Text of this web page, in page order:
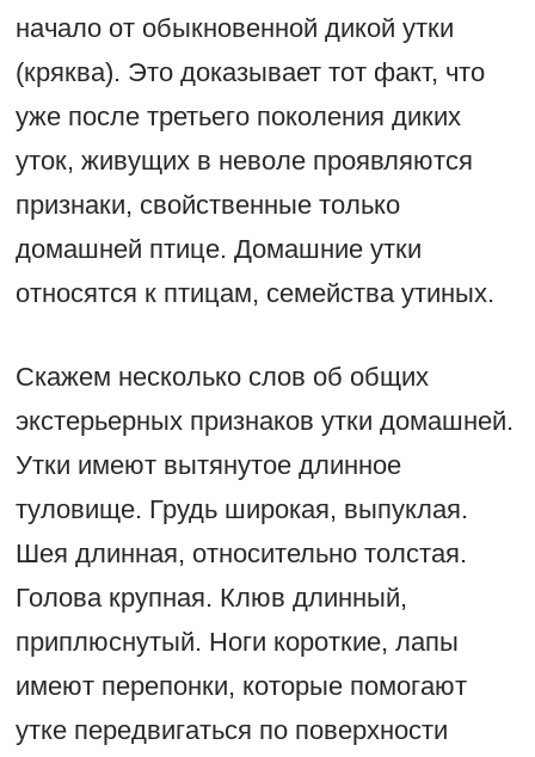
начало от обыкновенной дикой утки
(кряква). Это доказывает тот факт, что
уже после третьего поколения диких
уток, живущих в неволе проявляются
признаки, свойственные только
домашней птице. Домашние утки
относятся к птицам, семейства утиных.
Скажем несколько слов об общих
экстерьерных признаков утки домашней.
Утки имеют вытянутое длинное
туловище. Грудь широкая, выпуклая.
Шея длинная, относительно толстая.
Голова крупная. Клюв длинный,
приплюснутый. Ноги короткие, лапы
имеют перепонки, которые помогают
утке передвигаться по поверхности